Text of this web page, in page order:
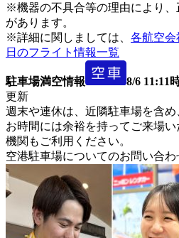
※機器の不具合等の理由により
があります。
※詳細に関しましては、 各航空会
日のフライト情報一覧
駐車場満空情報
8/6 11:11
更新
週末や連休は、近隣駐車場を含め
お時間には余裕を持ってご来場
機関もご利用ください。
空港駐車場についてのお問い合